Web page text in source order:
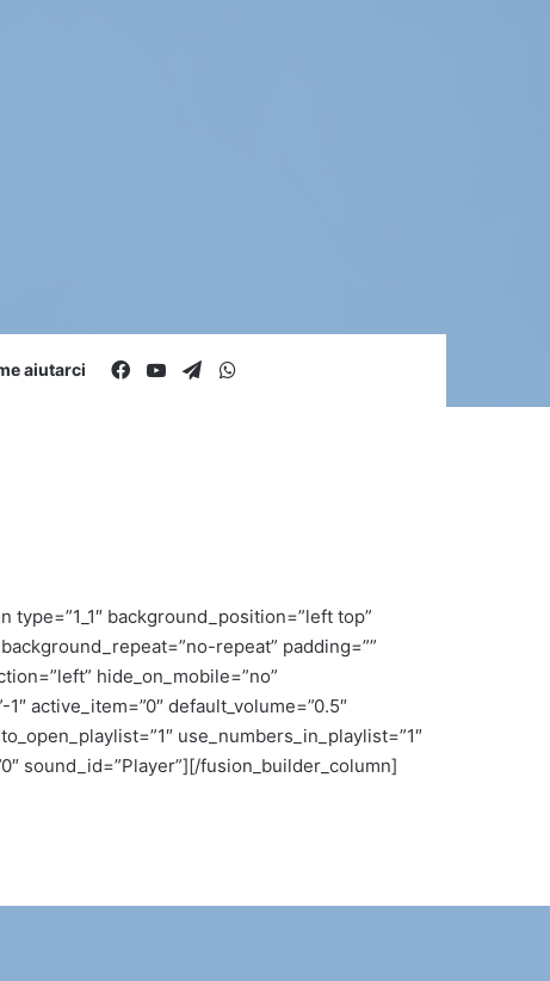
aiutarci Facebook
You TubeTelegram
background_position=”left top”
repeat” padding=””
hide_on_mobile=”no”
active_item=”0″ default_volume=”0.5″
use_numbers_in_playlist=”1″
sound_id=”Player”][/fusion_builder_column]